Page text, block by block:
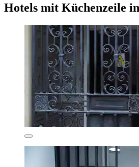
Hotels mit Küchenzeile